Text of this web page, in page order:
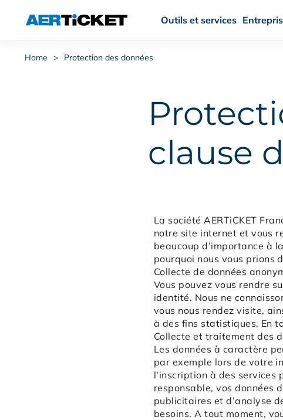
Outils et services
Home > Protection des données
clause
La société AERTiCKET
notre site internet et vous
beaucoup d’importance à
pourquoi nous vous prions
Collecte de données
Vous pouvez vous rendre
identité. Nous ne
vous nous rendez visite,
à des fins statistiques. En
Collecte et traitement des
Les données à caractère
par exemple lors de votre
l’inscription à des services
responsable, vos données
publicitaires et d’analyse
besoins. A tout moment,